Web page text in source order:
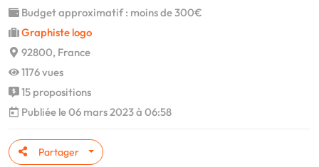
Budget approximatif : moins de 300€
Graphiste logo
92800, France
1176 vues
15 propositions
Publiée le 06 mars 2023 à 06:58
Partager